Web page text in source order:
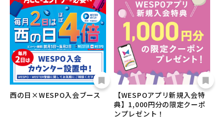
西の日×WESPO入会ブース
【WESPOアプリ新規入会特
典】1,000円分の限定クーポ
ンプレゼント！